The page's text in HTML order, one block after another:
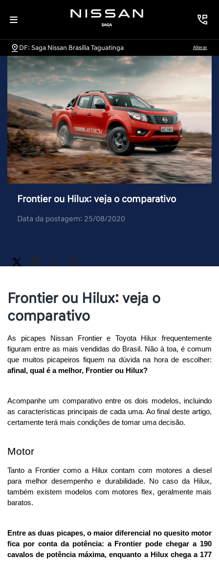
DF: Saga Nissan Brasília Taguatinga Alterar
Frontier ou Hilux: veja o comparativo
Data da postagem: 25/08/2020
Frontier ou Hilux: veja o
comparativo
As picapes Nissan Frontier e Toyota Hilux frequentemente
figuram entre as mais vendidas do Brasil. Não à toa, é comum
afinal, qual é a melhor, Frontier ou Hilux?
Acompanhe um comparativo entre os dois modelos, incluindo
as características principais de cada uma. Ao final deste artigo,
certamente terá mais condições de tomar uma decisão.
Motor
Tanto a Frontier como a Hilux contam com motores a diesel
para melhor desempenho e durabilidade. No caso da Hilux,
também existem modelos com motores flex, geralmente mais
baratos.
Entre as duas picapes, o maior diferencial no quesito motor
fica por conta da potência: a Frontier pode chegar a 190
cavalos de potência máxima, enquanto a Hilux chega a 177